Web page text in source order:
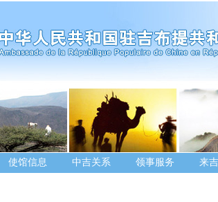
使馆信息 中吉关系 领事服务 来